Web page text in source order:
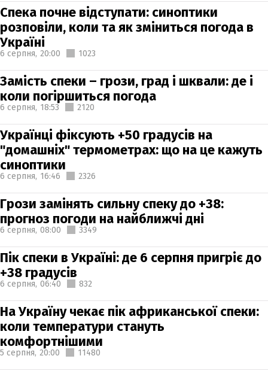
Спека почне відступати: синоптики
розповіли, коли та як зміниться погода в
Україні
6 серпня, 20:00 1023
Замість спеки – грози, град і шквали: де і
коли погіршиться погода
6 серпня, 18:53 2120
Українці фіксують +50 градусів на
"домашніх" термометрах: що на це кажуть
синоптики
6 серпня, 16:46 2326
Грози замінять сильну спеку до +38:
прогноз погоди на найближчі дні
6 серпня, 08:00 3349
Пік спеки в Україні: де 6 серпня пригріє до
+38 градусів
6 серпня, 06:40 832
На Україну чекає пік африканської спеки:
коли температури стануть
комфортнішими
5 серпня, 20:00 11480